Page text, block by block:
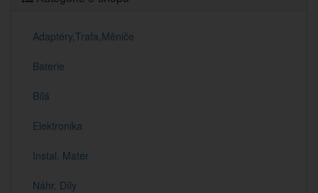
Adaptéry,Trafa,Měniče
Baterie
Bílá
Elektronika
Instal. Mater
Náhr. Díly